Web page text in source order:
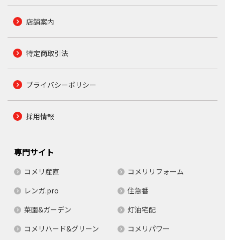
店舗案内
特定商取引法
プライバシーポリシー
採用情報
専門サイト
コメリ産直
コメリリフォーム
レンガ.pro
住急番
菜園&ガーデン
灯油宅配
コメリハード&グリーン
コメリパワー